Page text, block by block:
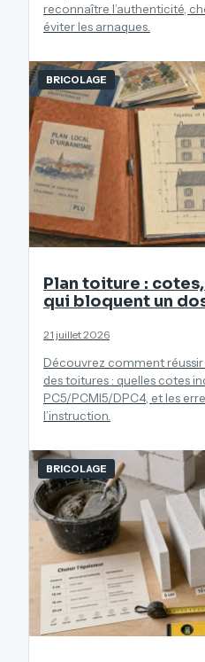
reconnaître l’authenticité,
éviter les arnaques.
BRICOLAGE
Plan toiture :
qui bloquent un
21 juillet 2026
Découvrez comment
des toitures : quelles cotes
PC5/PCMI5/DPC4, et les
l’instruction.
BRICOLAGE